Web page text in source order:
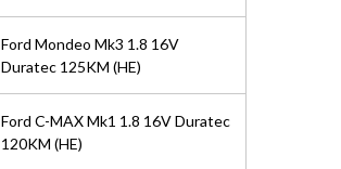
Ford Mondeo Mk3 1.8 16V
Duratec 125KM (HE)
Ford C-MAX Mk1 1.8 16V Duratec
120KM (HE)